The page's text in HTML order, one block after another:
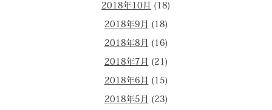
2018年10月 (18)
2018年9月 (18)
2018年8月 (16)
2018年7月 (21)
2018年6月 (15)
2018年5月 (23)